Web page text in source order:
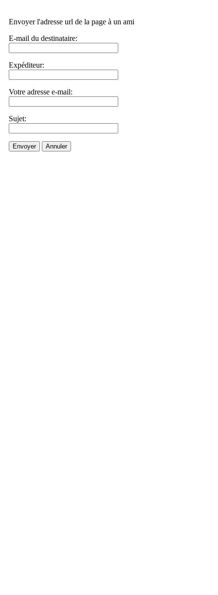
Envoyer l'adresse url de la page à un ami
E-mail du destinataire:
Expéditeur:
Votre adresse e-mail:
Sujet:
Envoyer Annuler